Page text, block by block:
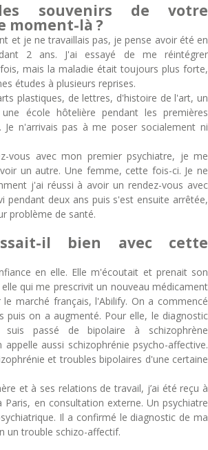
souvenirs de votre
moment-là ?
et je ne travaillais pas, je pense avoir été en
2 ans. J'ai essayé de me réintégrer
mais la maladie était toujours plus forte,
études à plusieurs reprises.
plastiques, de lettres, d'histoire de l'art, un
école hôtelière pendant les premières
Je n'arrivais pas à me poser socialement ni
vous avec mon premier psychiatre, je me
un autre. Une femme, cette fois-ci. Je ne
j'ai réussi à avoir un rendez-vous avec
pendant deux ans puis s'est ensuite arrêtée,
problème de santé.
il bien avec cette
en elle. Elle m'écoutait et prenait son
qui me prescrivit un nouveau médicament
marché français, l'Abilify. On a commencé
puis on a augmenté. Pour elle, le diagnostic
passé de bipolaire à schizophrène
appelle aussi schizophrénie psycho-affective.
et troubles bipolaires d'une certaine
et à ses relations de travail, j’ai été reçu à
Paris, en consultation externe. Un psychiatre
Il a confirmé le diagnostic de ma
un trouble schizo-affectif.